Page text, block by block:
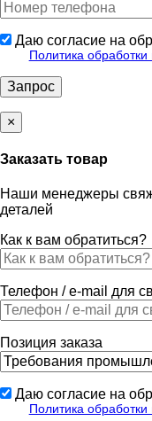
Даю согласие на
Политика
×
Заказать товар
Наши менеджеры
деталей
Как к вам обратиться?
Телефон / e-mail для
Позиция заказа
Даю согласие на
Политика